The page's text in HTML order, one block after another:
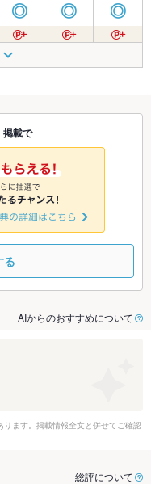
◎ ◎ ◎
8/25
◎ ◎ ◎
9/1
◎
9/2 9/3
9/8
◎
掲載で
る
AIからのおすすめについて
ます。掲載情報全文と併せてご確認
総評について